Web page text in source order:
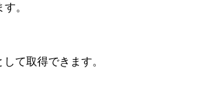
。
て取得できます。